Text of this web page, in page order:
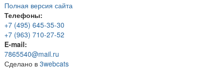
Полная версия сайта
Телефоны:
+7 (495) 645-35-30
+7 (963) 710-27-52
E-mail:
7865540@mail.ru
Сделано в 3webcats